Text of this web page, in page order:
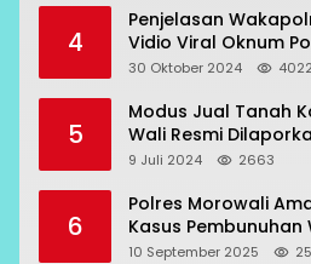
4
Penjelasan
Vidio Viral Oknum
Bahodopi
30 Oktober 2024 4022
5
Modus Jual Tanah
Wali Resmi
9 Juli 2024 2663
6
Polres Morowali
Kasus Pembunuhan
Topogaro
10 September 2025